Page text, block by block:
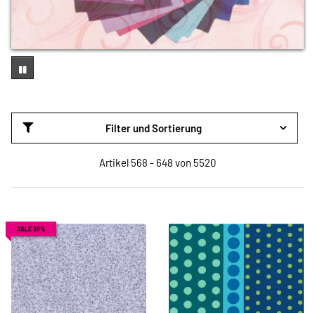
Filter und Sortierung
Artikel 568 - 648 von 5520
SALE 30%